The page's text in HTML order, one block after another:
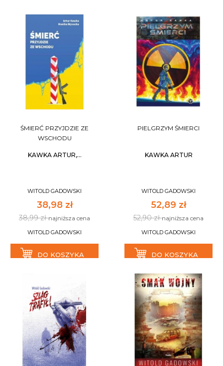
ŚMIERĆ PRZYJDZIE ZE
WSCHODU
KAWKA ARTUR,...
WITOLD GADOWSKI
38,98 zł
38,99 złnajniższa cena
WITOLD GADOWSKI
DO KOSZYKA
PIELGRZYM ŚMIERCI
KAWKA ARTUR
WITOLD GADOWSKI
52,89 zł
52,90 złnajniższa cena
WITOLD GADOWSKI
DO KOSZYKA